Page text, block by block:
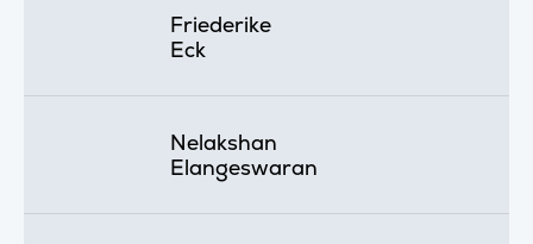
Friederike
Eck
Nelakshan
Elangeswaran